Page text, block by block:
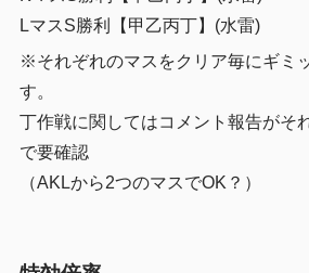
LマスS勝利【甲乙丙丁】(水雷)
※それぞれのマスをクリア毎にギミ
す。
丁作戦に関してはコメント報告がそ
で要確認
（AKLから2つのマスでOK？）